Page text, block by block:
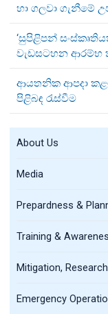
හා ගලවා ගැනීමේ
‘සුපිළිපන්
වැඩසටහන ආරම්භ
ආයතනික ආපදා
පිළිබඳ රැස්වීම
About Us
Media
Prepardness &
Training &
Mitigation,
Emergency